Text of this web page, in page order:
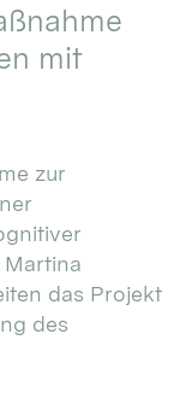
mit
zur
das Projekt
des